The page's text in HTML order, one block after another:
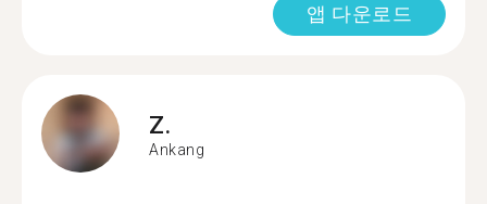
앱 다운로드
Z.
Ankang